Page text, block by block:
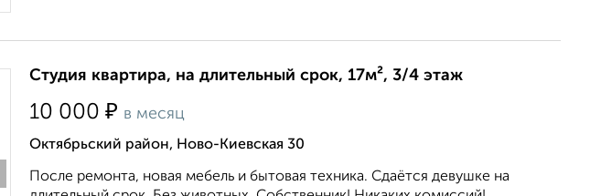
Студия квартира, на длительный срок, 17м², 3/4 этаж
10 000 ₽ в месяц
Октябрьский район, Ново-Киевская 30
После ремонта, новая мебель и бытовая техника. Сдаётся девушке на